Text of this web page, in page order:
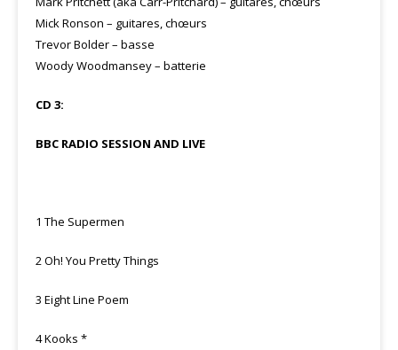
Mick Ronson – guitares, chœurs
Trevor Bolder – basse
Woody Woodmansey – batterie
CD 3:
BBC RADIO SESSION AND LIVE
1 The Supermen
2 Oh! You Pretty Things
3 Eight Line Poem
4 Kooks *